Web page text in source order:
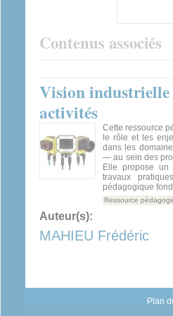
Contenus associés
Vision industrielle
activités
Cette ressource
le rôle et les
dans les
— au sein des
Elle propose un
travaux
pédagogique
Ressource
Auteur(s):
MAHIEU Frédéric
Plan